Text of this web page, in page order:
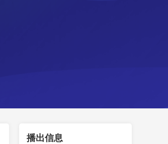
數智 5G
播出信息